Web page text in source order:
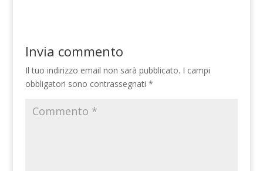
Invia commento
Il tuo indirizzo email non sarà pubblicato. I campi
obbligatori sono contrassegnati *